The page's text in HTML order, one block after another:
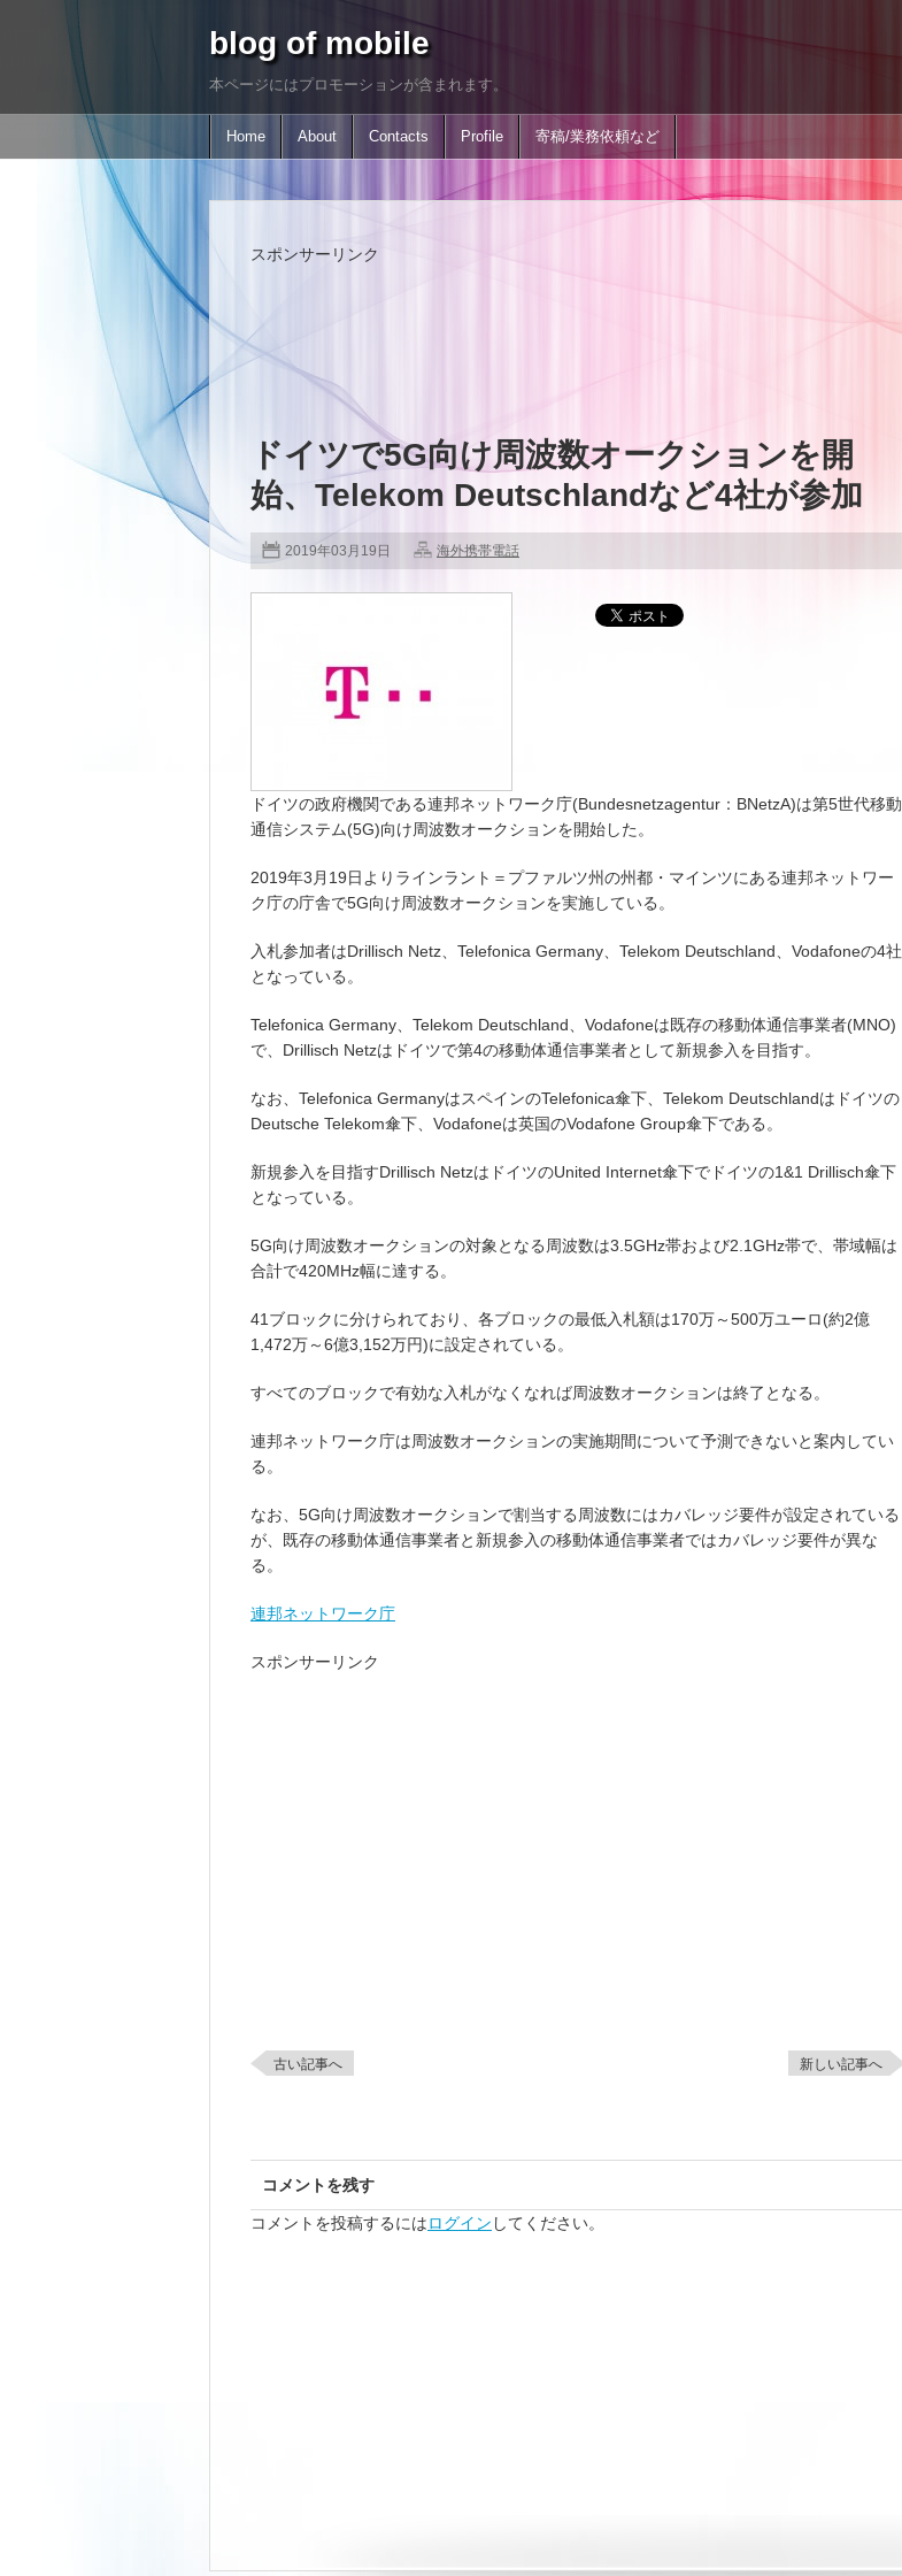
blog of mobile
本ページにはプロモーションが含まれます。
Home About Contacts Profile 寄稿/業務依頼など
スポンサーリンク
ドイツで5G向け周波数オークションを開
始、Telekom Deutschlandなど4社が参加
2019年03月19日 海外携帯電話
ドイツの政府機関である連邦ネットワーク庁(Bundesnetzagentur：BNetzA)は第5世代移動
通信システム(5G)向け周波数オークションを開始した。
2019年3月19日よりラインラント＝プファルツ州の州都・マインツにある連邦ネットワー
ク庁の庁舎で5G向け周波数オークションを実施している。
入札参加者はDrillisch Netz、Telefonica Germany、Telekom Deutschland、Vodafoneの4社
となっている。
Telefonica Germany、Telekom Deutschland、Vodafoneは既存の移動体通信事業者(MNO)
で、Drillisch Netzはドイツで第4の移動体通信事業者として新規参入を目指す。
なお、Telefonica GermanyはスペインのTelefonica傘下、Telekom Deutschlandはドイツの
Deutsche Telekom傘下、Vodafoneは英国のVodafone Group傘下である。
新規参入を目指すDrillisch NetzはドイツのUnited Internet傘下でドイツの1&1 Drillisch傘下
となっている。
5G向け周波数オークションの対象となる周波数は3.5GHz帯および2.1GHz帯で、帯域幅は
合計で420MHz幅に達する。
41ブロックに分けられており、各ブロックの最低入札額は170万～500万ユーロ(約2億
1,472万～6億3,152万円)に設定されている。
すべてのブロックで有効な入札がなくなれば周波数オークションは終了となる。
連邦ネットワーク庁は周波数オークションの実施期間について予測できないと案内してい
る。
なお、5G向け周波数オークションで割当する周波数にはカバレッジ要件が設定されている
が、既存の移動体通信事業者と新規参入の移動体通信事業者ではカバレッジ要件が異な
る。
連邦ネットワーク庁
スポンサーリンク
古い記事へ 新しい記事へ
コメントを残す
コメントを投稿するにはログイン してください。